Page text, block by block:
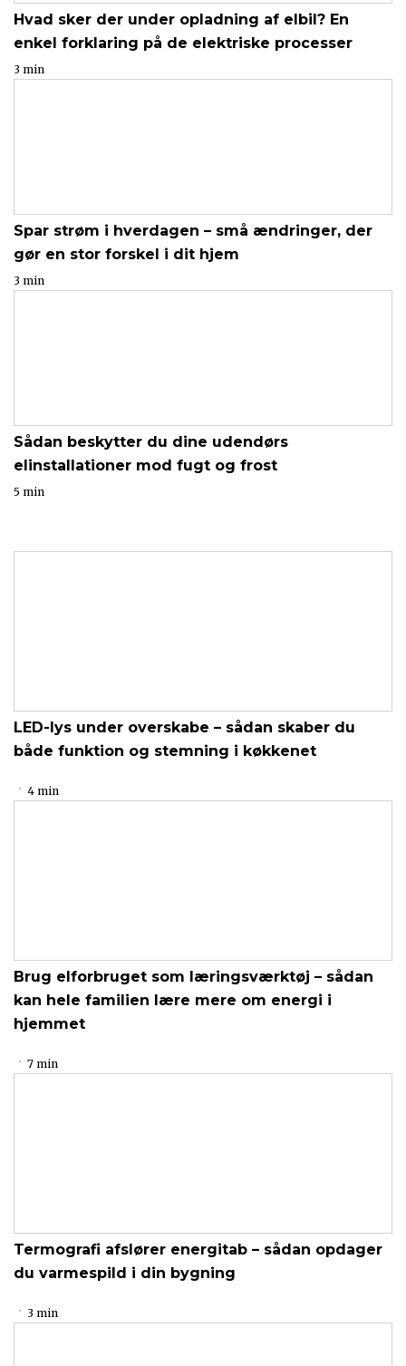
Hvad sker der under opladning af elbil? En
enkel forklaring på de elektriske processer
3 min
Spar strøm i hverdagen – små ændringer, der
gør en stor forskel i dit hjem
3 min
Sådan beskytter du dine udendørs
elinstallationer mod fugt og frost
5 min
LED-lys under overskabe – sådan skaber du
både funktion og stemning i køkkenet
4 min
Brug elforbruget som læringsværktøj – sådan
kan hele familien lære mere om energi i
hjemmet
7 min
Termografi afslører energitab – sådan opdager
du varmespild i din bygning
3 min